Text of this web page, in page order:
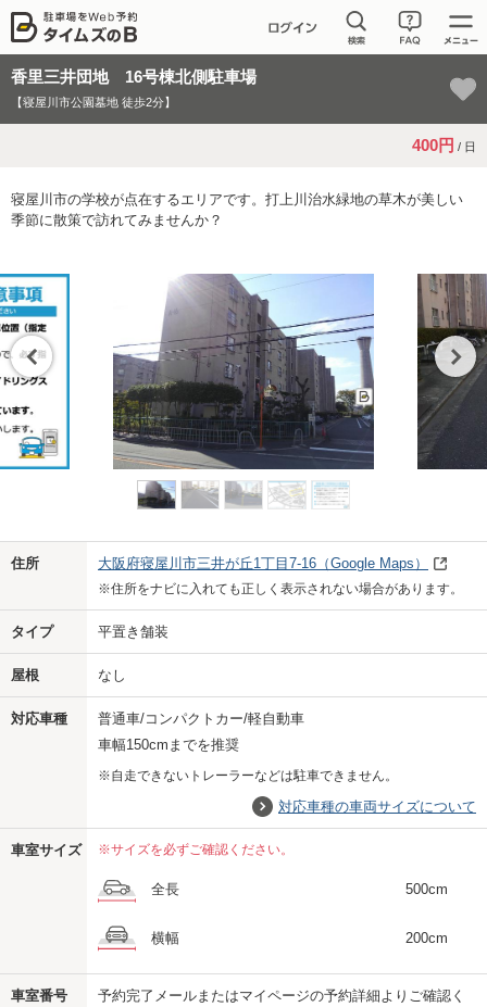
香里三井団地 16号棟北側駐車場
【寝屋川市公園墓地 徒歩2分】
400円 / 日
寝屋川市の学校が点在するエリアです。打上川治水緑地の草木が美しい
季節に散策で訪れてみませんか？
Previo
us
住所 大阪府寝屋川市三井が丘1丁目7-16 （Google Maps）
※住所をナビに入れても正しく表示されない場合があります。
タイプ 平置き舗装
屋根 なし
対応車種
普通車/コンパクトカー/軽自動車
車幅150cmまでを推奨
※自走できないトレーラーなどは駐車できません。
対応車種の車両サイズについて
車室サイズ ※サイズを必ずご確認ください。
全長 500cm
横幅 200cm
車室番号
予約完了メールまたはマイページの予約詳細よりご確認く